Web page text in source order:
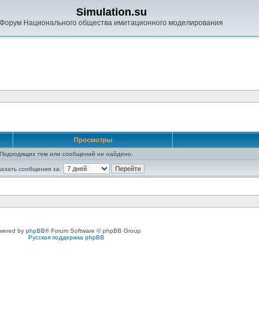
Simulation.su
Форум Национального общества имитационного моделирования
Просмотры
Подходящих тем или сообщений не найдено.
сообщения за:
by phpBB® Forum Software © phpBB Group
Русская поддержка phpBB